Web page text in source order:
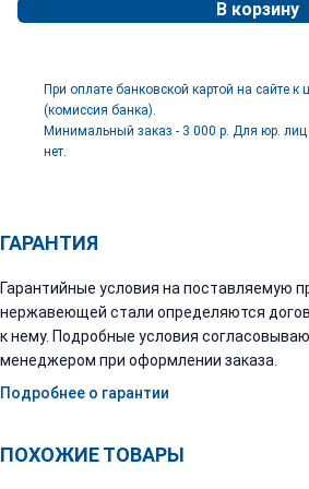
В корзину
При оплате банковской картой на сайте к
(комиссия банка).
Минимальный заказ - 3 000 р. Для юр.
нет.
ГАРАНТИЯ
Гарантийные условия на поставляемую
нержавеющей стали определяются
к нему. Подробные условия
менеджером при оформлении заказа.
Подробнее о гарантии
ПОХОЖИЕ ТОВАРЫ